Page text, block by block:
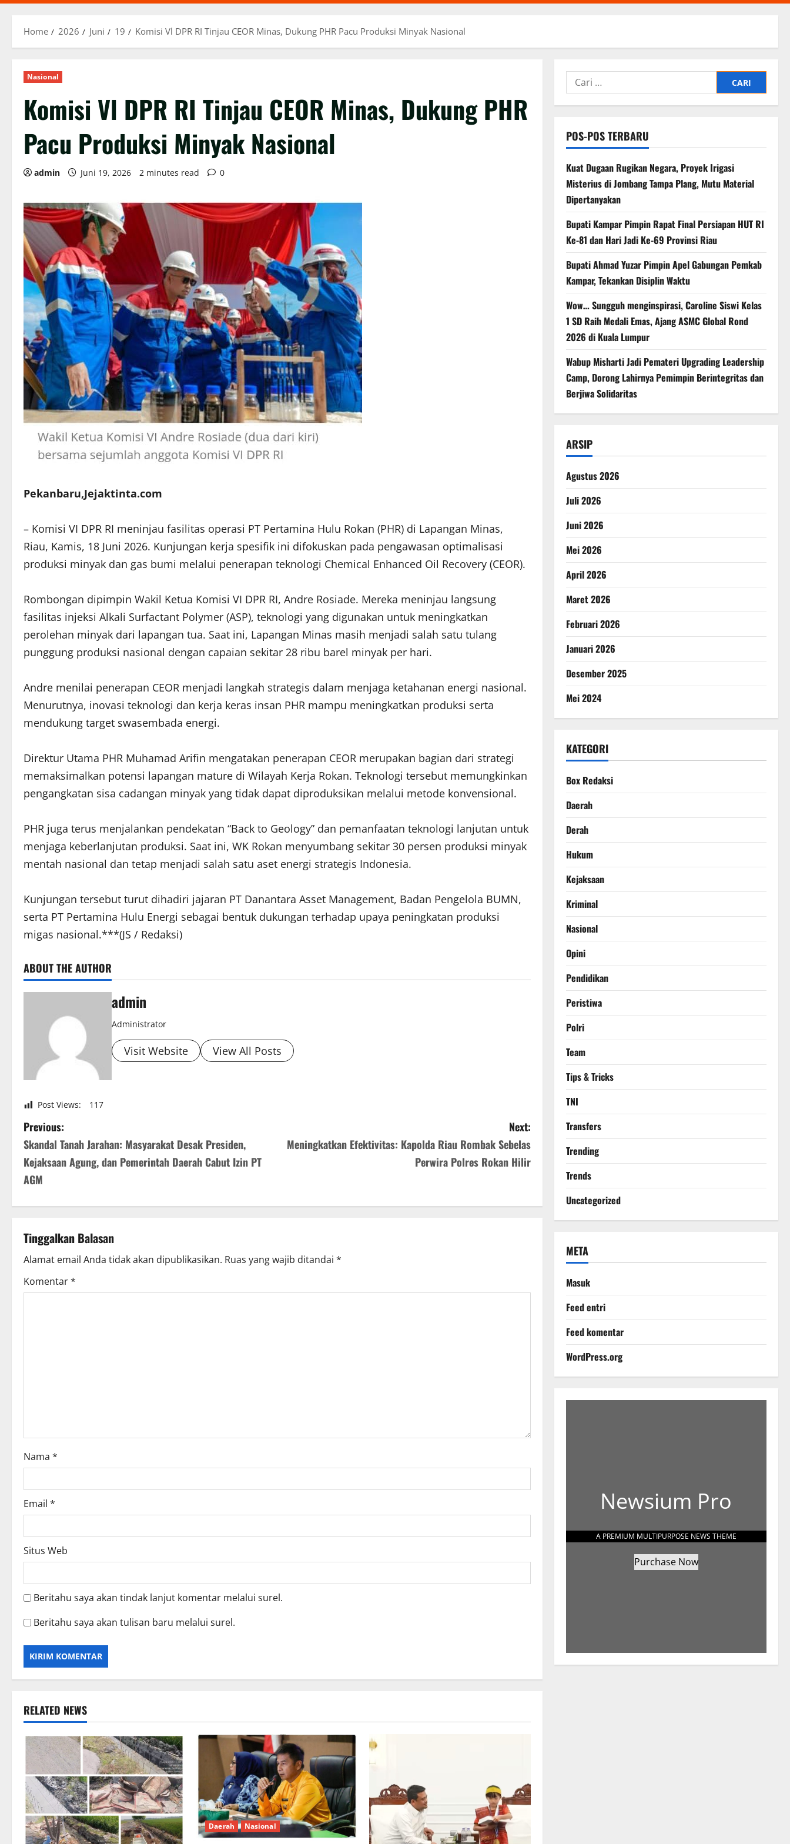
Home 2026 Juni 19 Komisi Vl DPR RI Tinjau CEOR Minas, Dukung PHR Pacu Produksi Minyak Nasional
Nasional
Komisi Vl DPR RI Tinjau CEOR Minas, Dukung PHR
Pacu Produksi Minyak Nasional
admin Juni 19, 2026 2 minutes read 0
Pekanbaru,Jejaktinta.com
– Komisi VI DPR RI meninjau fasilitas operasi PT Pertamina Hulu Rokan (PHR) di Lapangan Minas,
Riau, Kamis, 18 Juni 2026. Kunjungan kerja spesifik ini difokuskan pada pengawasan optimalisasi
produksi minyak dan gas bumi melalui penerapan teknologi Chemical Enhanced Oil Recovery (CEOR).
Rombongan dipimpin Wakil Ketua Komisi VI DPR RI, Andre Rosiade. Mereka meninjau langsung
fasilitas injeksi Alkali Surfactant Polymer (ASP), teknologi yang digunakan untuk meningkatkan
perolehan minyak dari lapangan tua. Saat ini, Lapangan Minas masih menjadi salah satu tulang
punggung produksi nasional dengan capaian sekitar 28 ribu barel minyak per hari.
Andre menilai penerapan CEOR menjadi langkah strategis dalam menjaga ketahanan energi nasional.
Menurutnya, inovasi teknologi dan kerja keras insan PHR mampu meningkatkan produksi serta
mendukung target swasembada energi.
Direktur Utama PHR Muhamad Arifin mengatakan penerapan CEOR merupakan bagian dari strategi
memaksimalkan potensi lapangan mature di Wilayah Kerja Rokan. Teknologi tersebut memungkinkan
pengangkatan sisa cadangan minyak yang tidak dapat diproduksikan melalui metode konvensional.
PHR juga terus menjalankan pendekatan “Back to Geology” dan pemanfaatan teknologi lanjutan untuk
menjaga keberlanjutan produksi. Saat ini, WK Rokan menyumbang sekitar 30 persen produksi minyak
mentah nasional dan tetap menjadi salah satu aset energi strategis Indonesia.
Kunjungan tersebut turut dihadiri jajaran PT Danantara Asset Management, Badan Pengelola BUMN,
serta PT Pertamina Hulu Energi sebagai bentuk dukungan terhadap upaya peningkatan produksi
migas nasional.***(JS / Redaksi)
ABOUT THE AUTHOR
admin
Administrator
Visit Website View All Posts
Post Views: 117
P
o
s
t
n
a
v
i
n
Previous:
Skandal Tanah Jarahan: Masyarakat Desak Presiden,
Kejaksaan Agung, dan Pemerintah Daerah Cabut Izin PT
AGM
Next:
Meningkatkan Efektivitas: Kapolda Riau Rombak Sebelas
Perwira Polres Rokan Hilir
Tinggalkan Balasan
Alamat email Anda tidak akan dipublikasikan. Ruas yang wajib ditandai *
Komentar*
Nama *
Email *
Situs Web
Beritahu saya akan tindak lanjut komentar melalui surel.
Beritahu saya akan tulisan baru melalui surel.
RELATED NEWS
Daerah Nasional
Cari
untuk:
POS-POS TERBARU
Kuat Dugaan Rugikan Negara, ​Proyek Irigasi
Misterius di Jombang Tampa Plang, Mutu Material
Dipertanyakan
Bupati Kampar Pimpin Rapat Final Persiapan HUT RI
Ke-81 dan Hari Jadi Ke-69 Provinsi Riau
Bupati Ahmad Yuzar Pimpin Apel Gabungan Pemkab
Kampar, Tekankan Disiplin Waktu
Wow… Sungguh menginspirasi, Caroline Siswi Kelas
1 SD Raih Medali Emas, Ajang ASMC Global Rond
2026 di Kuala Lumpur
Wabup Misharti Jadi Pemateri Upgrading Leadership
Camp, Dorong Lahirnya Pemimpin Berintegritas dan
Berjiwa Solidaritas
ARSIP
Agustus 2026
Juli 2026
Juni 2026
Mei 2026
April 2026
Maret 2026
Februari 2026
Januari 2026
Desember 2025
Mei 2024
KATEGORI
Box Redaksi
Daerah
Derah
Hukum
Kejaksaan
Kriminal
Nasional
Opini
Pendidikan
Peristiwa
Polri
Team
Tips & Tricks
TNI
Transfers
Trending
Trends
Uncategorized
META
Masuk
Feed entri
Feed komentar
WordPress.org
Newsium Pro
A PREMIUM MULTIPURPOSE NEWS THEME
Purchase Now